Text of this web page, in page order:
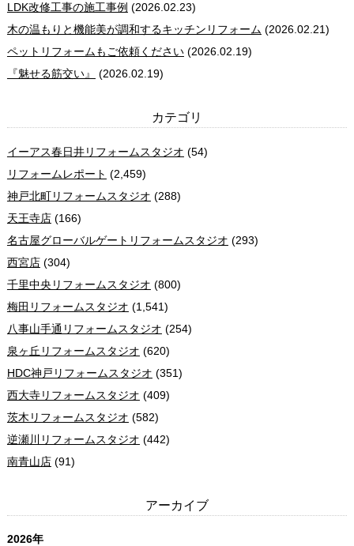
LDK改修工事の施工事例 (2026.02.23)
木の温もりと機能美が調和するキッチンリフォーム (2026.02.21)
ペットリフォームもご依頼ください(2026.02.19)
『魅せる筋交い』
(2026.02.19)
カテゴリ
イーアス春日井リフォームスタジオ (54)
リフォームレポート (2,459)
神戸北町リフォームスタジオ (288)
天王寺店(166)
名古屋グローバルゲートリフォームスタジオ (293)
西宮店(304)
千里中央リフォームスタジオ (800)
梅田リフォームスタジオ (1,541)
八事山手通リフォームスタジオ (254)
泉ヶ丘リフォームスタジオ (620)
HDC神戸リフォームスタジオ (351)
西大寺リフォームスタジオ (409)
茨木リフォームスタジオ (582)
逆瀬川リフォームスタジオ (442)
南青山店(91)
アーカイブ
2026年